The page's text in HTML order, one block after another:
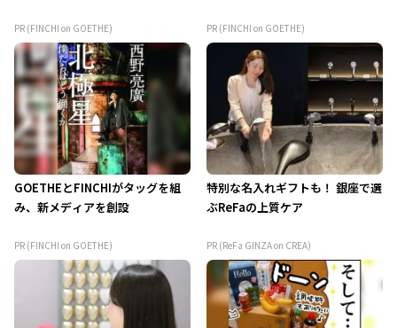
PR (FINCHI on GOETHE) PR (FINCHI on GOETHE)
GOETHEとFINCHIがタッグを組
み、新メディアを創設
PR (FINCHI on GOETHE)
特別な名入れギフトも！ 銀座で選
ぶReFaの上質ケア
PR (ReFa GINZA on CREA)